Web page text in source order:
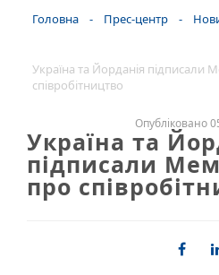
Головна - Прес-центр -
Україна та Йорданія підписали
співробітництво
Опубліковано
Україна та
підписали
про